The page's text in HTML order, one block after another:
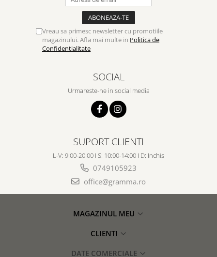
Vreau sa primesc newsletter cu promotiile
magazinului. Afla mai multe in Politica de
Confidentialitate
SOCIAL
Urmareste-ne in social media
SUPORT CLIENTI
L-V: 9:00-20:00 I S: 10:00-14:00 I D: Inchis
0749105923
office@gramma.ro
MAGAZINUL MEU
CLIENTI
DATE COMERCIALE